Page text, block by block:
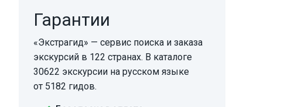
Гарантии
«Экстрагид» — сервис поиска и заказа
экскурсий в 122 странах. В каталоге
30622 экскурсии на русском языке
от 5182 гидов.